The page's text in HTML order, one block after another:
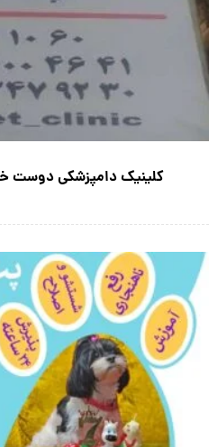
کلینیک دامپزشکی دوست